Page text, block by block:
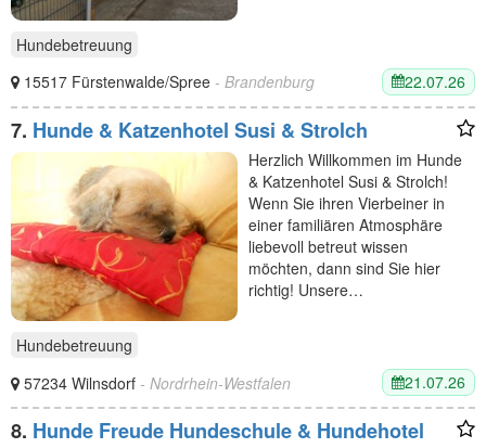
Hundebetreuung
15517 Fürstenwalde/Spree - Brandenburg 22.07.26
7. Hunde & Katzenhotel Susi & Strolch
Herzlich Willkommen im Hunde
& Katzenhotel Susi & Strolch!
Wenn Sie ihren Vierbeiner in
einer familiären Atmosphäre
liebevoll betreut wissen
möchten, dann sind Sie hier
richtig! Unsere…
Hundebetreuung
57234 Wilnsdorf - Nordrhein-Westfalen 21.07.26
8. Hunde Freude Hundeschule & Hundehotel